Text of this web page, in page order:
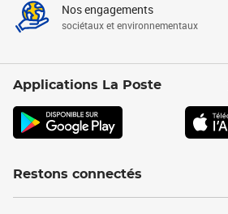
Nos engagements
sociétaux et environnementaux
Applications La Poste
Restons connectés